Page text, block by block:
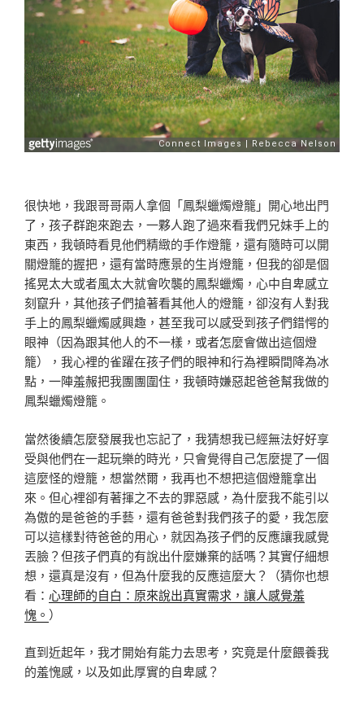
很快地，我跟哥哥兩人拿個「鳳梨蠟燭燈籠」開心地出門
了，孩子群跑來跑去，一夥人跑了過來看我們兄妹手上的
東西，我頓時看見他們精緻的手作燈籠，還有隨時可以開
關燈籠的握把，還有當時應景的生肖燈籠，但我的卻是個
搖晃太大或者風太大就會吹襲的鳳梨蠟燭，心中自卑感立
刻竄升，其他孩子們搶著看其他人的燈籠，卻沒有人對我
手上的鳳梨蠟燭感興趣，甚至我可以感受到孩子們錯愕的
眼神（因為跟其他人的不一樣，或者怎麼會做出這個燈
籠），我心裡的雀躍在孩子們的眼神和行為裡瞬間降為冰
點，一陣羞赧把我團團圍住，我頓時嫌惡起爸爸幫我做的
鳳梨蠟燭燈籠。
當然後續怎麼發展我也忘記了，我猜想我已經無法好好享
受與他們在一起玩樂的時光，只會覺得自己怎麼提了一個
這麼怪的燈籠，想當然爾，我再也不想把這個燈籠拿出
來。但心裡卻有著揮之不去的罪惡感，為什麼我不能引以
為傲的是爸爸的手藝，還有爸爸對我們孩子的愛，我怎麼
可以這樣對待爸爸的用心，就因為孩子們的反應讓我感覺
丟臉？但孩子們真的有說出什麼嫌棄的話嗎？其實仔細想
想，還真是沒有，但為什麼我的反應這麼大？（猜你也想
看： 心理師的自白：原來說出真實需求，讓人感覺羞
愧。 ）
直到近起年，我才開始有能力去思考，究竟是什麼餵養我
的羞愧感，以及如此厚實的自卑感？